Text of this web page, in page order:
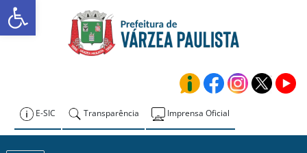
Skip
to
Prefeitura de
E-SIC Transparência Imprensa Oficial